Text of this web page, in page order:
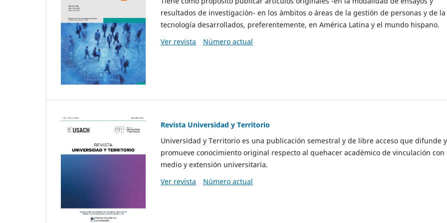
resultados de investigación- en los ámbitos o áreas de la gestión de personas y de la
tecnología desarrollados, preferentemente, en América Latina y el mundo hispano.
Ver revista
Número actual
Revista Universidad y Territorio
Universidad y Territorio es una publicación semestral y de libre acceso que difunde y
promueve conocimiento original respecto al quehacer académico de vinculación con
medio y extensión universitaria.
Ver revista
Número actual